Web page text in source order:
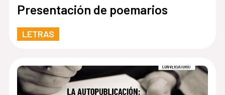
Presentación de poemarios
LETRAS